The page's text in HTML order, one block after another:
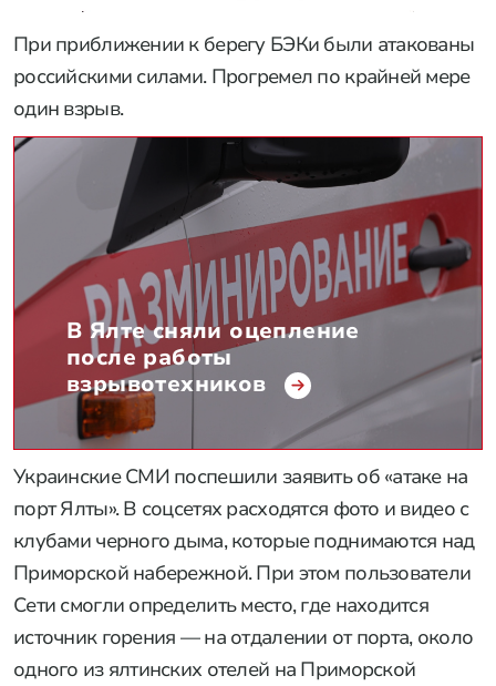
При приближении к берегу БЭКи были атакованы
российскими силами. Прогремел по крайней мере
один взрыв.
В Ялте сняли оцепление
после работы
взрывотехников
Украинские СМИ поспешили заявить об «атаке на
порт Ялты». В соцсетях расходятся фото и видео с
клубами черного дыма, которые поднимаются над
Приморской набережной. При этом пользователи
Сети смогли определить место, где находится
источник горения — на отдалении от порта, около
одного из ялтинских отелей на Приморской